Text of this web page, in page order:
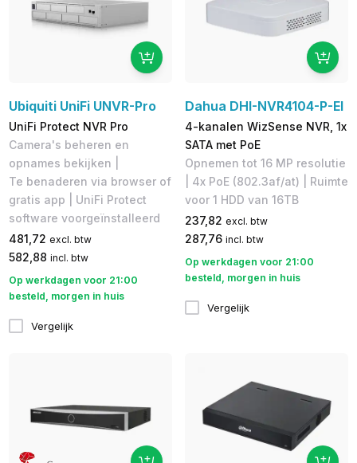
Ubiquiti UniFi UNVR-Pro
UniFi Protect NVR Pro
Camera's beheren en
opnames bekijken |
Te benaderen via browser of
gratis app | ​UniFi Protect
software voorgeïnstalleerd
481,72 excl. btw
582,88 incl. btw
Op werkdagen voor 21:00
besteld, morgen in huis
Vergelijk
Dahua DHI-NVR4104-P-EI
4-kanalen WizSense NVR, 1x
SATA met PoE
Opnemen tot 16 MP resolutie
| 4x PoE (802.3af/at) | Ruimte
voor 1 HDD van 16TB
237,82 excl. btw
287,76 incl. btw
Op werkdagen voor 21:00
besteld, morgen in huis
Vergelijk